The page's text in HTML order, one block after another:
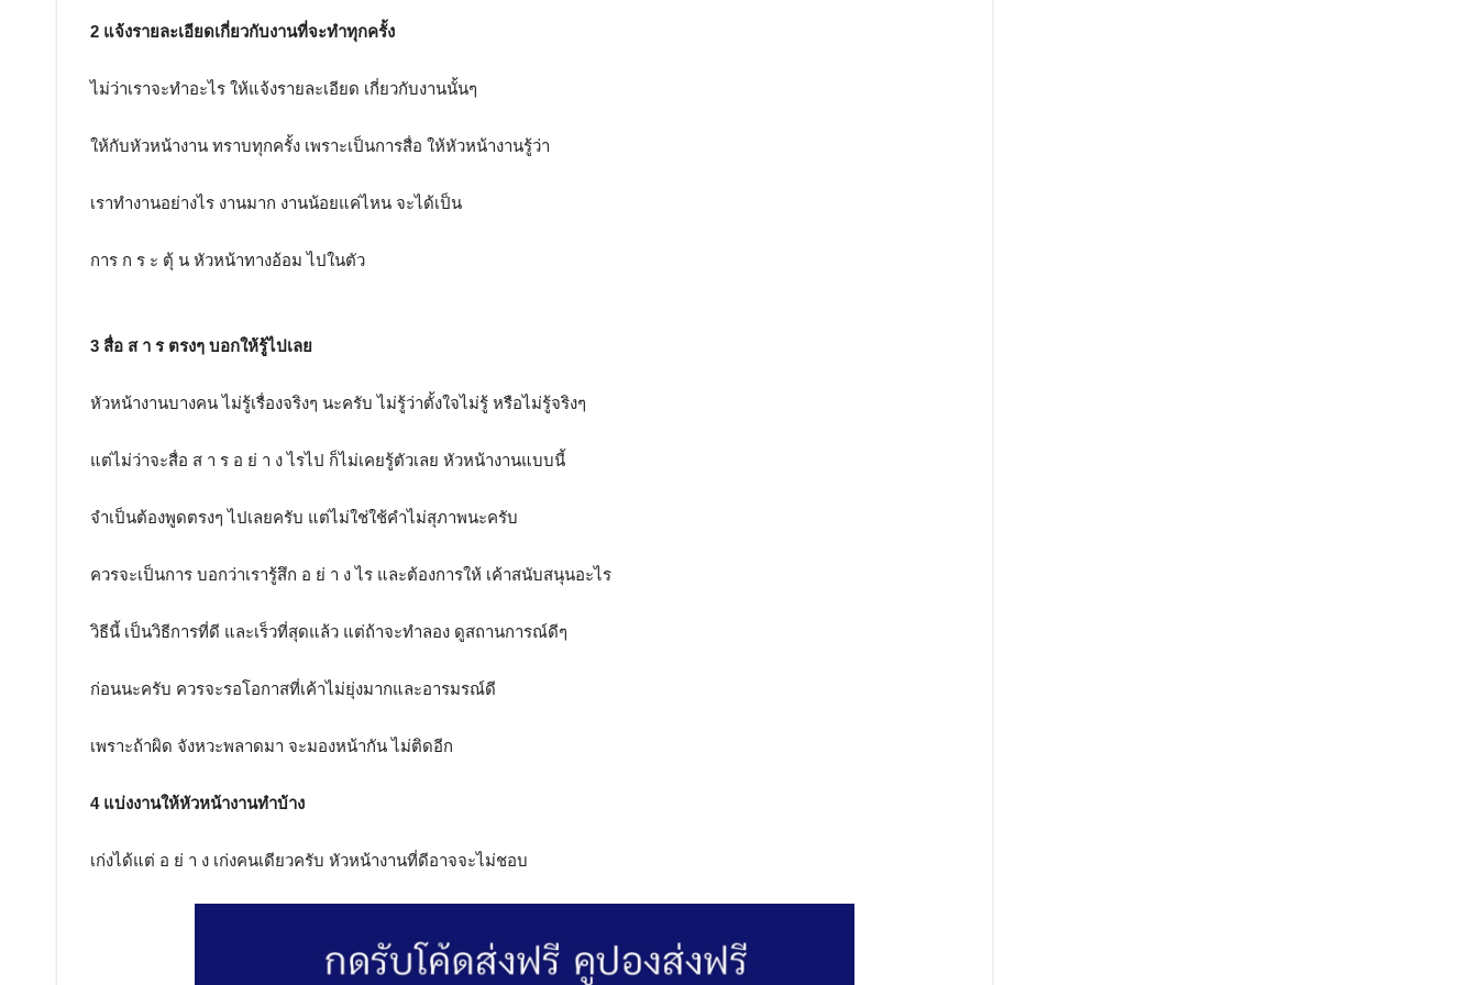
2 แจ้งรายละเอียดเกี่ยวกับงานที่จะทำทุกครั้ง
ไม่ว่าเราจะทำอะไร ให้แจ้งรายละเอียด เกี่ยวกับงานนั้นๆ
ให้กับหัวหน้างาน ทราบทุกครั้ง เพราะเป็นการสื่อ ให้หัวหน้างานรู้ว่า
เราทำงานอย่างไร งานมาก งานน้อยแค่ไหน จะได้เป็น
การ ก ร ะ ตุ้ น หัวหน้าทางอ้อม ไปในตัว
3 สื่อ ส า ร ตรงๆ บอกให้รู้ไปเลย
หัวหน้างานบางคน ไม่รู้เรื่องจริงๆ นะครับ ไม่รู้ว่าตั้งใจไม่รู้ หรือไม่รู้จริงๆ
แต่ไม่ว่าจะสื่อ ส า ร อ ย่ า ง ไรไป ก็ไม่เคยรู้ตัวเลย หัวหน้างานแบบนี้
จำเป็นต้องพูดตรงๆ ไปเลยครับ แต่ไม่ใช่ใช้คำไม่สุภาพนะครับ
ควรจะเป็นการ บอกว่าเรารู้สึก อ ย่ า ง ไร และต้องการให้ เค้าสนับสนุนอะไร
วิธีนี้ เป็นวิธีการที่ดี และเร็วที่สุดแล้ว แต่ถ้าจะทำลอง ดูสถานการณ์ดีๆ
ก่อนนะครับ ควรจะรอโอกาสที่เค้าไม่ยุ่งมากและอารมรณ์ดี
เพราะถ้าผิด จังหวะพลาดมา จะมองหน้ากัน ไม่ติดอีก
4 แบ่งงานให้หัวหน้างานทำบ้าง
เก่งได้แต่ อ ย่ า ง เก่งคนเดียวครับ หัวหน้างานที่ดีอาจจะไม่ชอบ